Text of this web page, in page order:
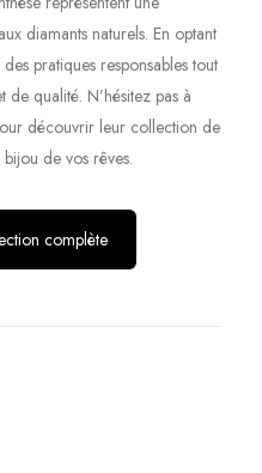
diamants naturels. En optant
pratiques responsables tout
qualité. N’hésitez pas à
découvrir leur collection de
de vos rêves.
complète